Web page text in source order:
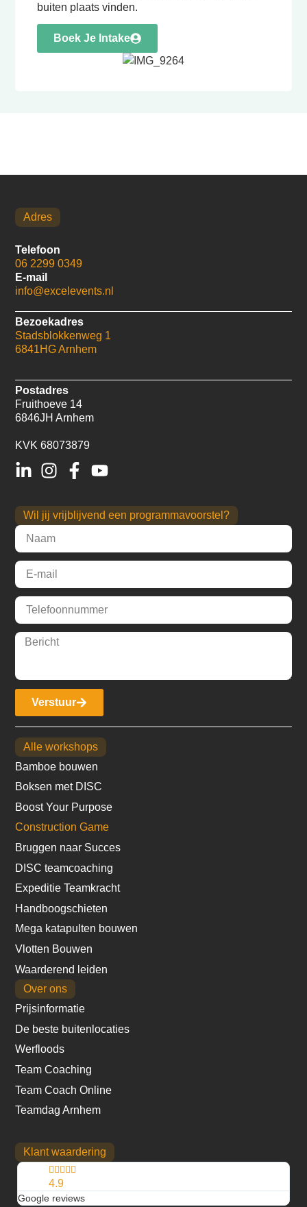
buiten plaats vinden.
Boek Je Intake
Adres
Telefoon
06 2299 0349
E-mail
info@excelevents.nl
Bezoekadres
Stadsblokkenweg 1
6841HG Arnhem
Postadres
Fruithoeve 14
6846JH Arnhem
KVK 68073879
Wil jij vrijblijvend een programmavoorstel?
Verstuur
Alle workshops
Bamboe bouwen
Boksen met DISC
Boost Your Purpose
Construction Game
Bruggen naar Succes
DISC teamcoaching
Expeditie Teamkracht
Handboogschieten
Mega katapulten bouwen
Vlotten Bouwen
Waarderend leiden
Over ons
Prijsinformatie
De beste buitenlocaties
Werfloods
Team Coaching
Team Coach Online
Teamdag Arnhem
Klant waardering
    
4.9
Google reviews